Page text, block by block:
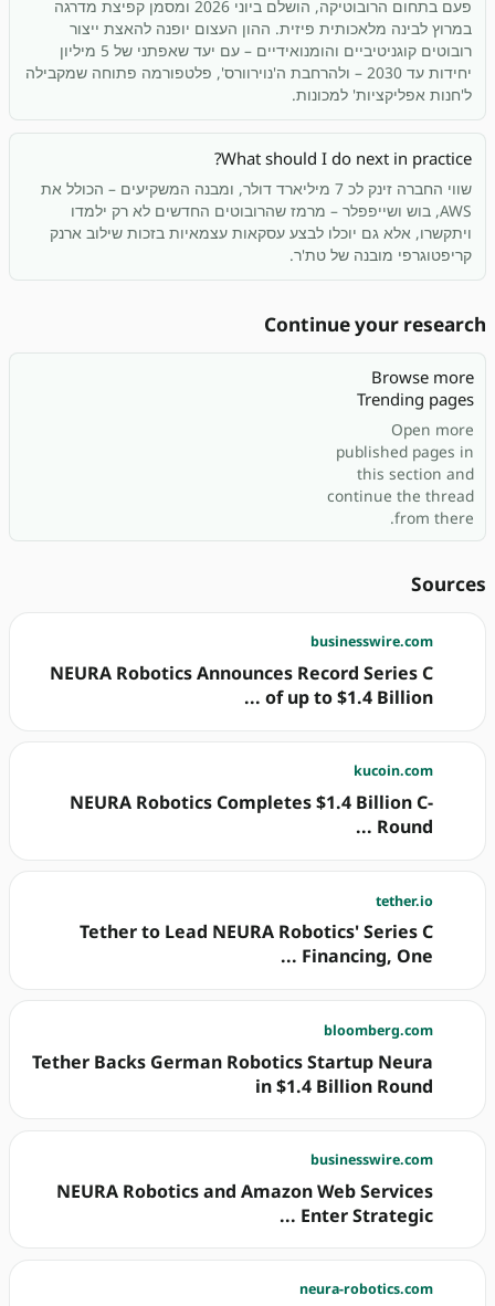
פעם בתחום הרובוטיקה, הושלם ביוני 2026 ומסמן קפיצת מדרגה
במרוץ לבינה מלאכותית פיזית. ההון העצום יופנה להאצת ייצור
רובוטים קוגניטיביים והומנואידיים – עם יעד שאפתני של 5 מיליון
יחידות עד 2030 – ולהרחבת ה'נוירוורס', פלטפורמה פתוחה שמקבילה
ל'חנות אפליקציות' למכונות.
What should I do next in practice?
שווי החברה זינק לכ 7 מיליארד דולר, ומבנה המשקיעים – הכולל את
AWS, בוש ושייפפלר – מרמז שהרובוטים החדשים לא רק ילמדו
ויתקשרו, אלא גם יוכלו לבצע עסקאות עצמאיות בזכות שילוב ארנק
קריפטוגרפי מובנה של טת'ר.
Continue your research
Browse more
Trending pages
Open more
published pages in
this section and
continue the thread
from there.
Sources
businesswire.com
NEURA Robotics Announces Record Series C
of up to $1.4 Billion ...
kucoin.com
NEURA Robotics Completes $1.4 Billion C-
Round ...
tether.io
Tether to Lead NEURA Robotics' Series C
Financing, One ...
bloomberg.com
Tether Backs German Robotics Startup Neura
in $1.4 Billion Round
businesswire.com
NEURA Robotics and Amazon Web Services
Enter Strategic ...
neura-robotics.com